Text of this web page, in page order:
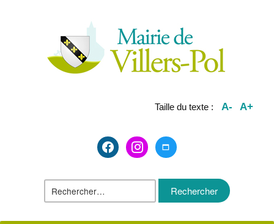
Taille du texte : A- A+
facebook2instagrammaximize
Rechercher :